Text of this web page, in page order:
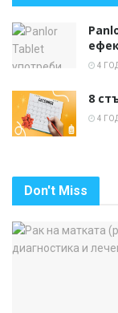
4
8
4
Don't Miss